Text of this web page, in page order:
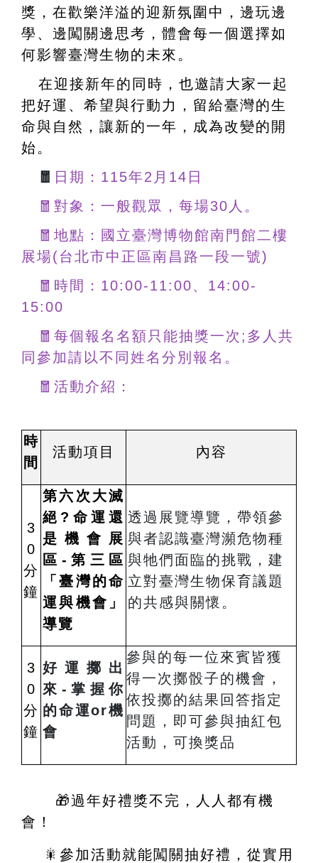
獎，在歡樂洋溢的迎新氛圍中，邊玩邊
學、邊闖關邊思考，體會每一個選擇如
何影響臺灣生物的未來。
在迎接新年的同時，也邀請大家一起
把好運、希望與行動力，留給臺灣的生
命與自然，讓新的一年，成為改變的開
始。
🧧 日期：115年2月14日
🧧對象：一般觀眾，每場30人。
🧧地點：國立臺灣博物館南門館二樓
展場(台北市中正區南昌路一段一號)
🧧時間：10:00-11:00、14:00-
15:00
🧧每個報名名額只能抽獎一次;多人共
同參加請以不同姓名分別報名。
🧧活動介紹：
時
間
活動項目 內容
3
0
分
鐘
第六次大滅
絕?命運還
是機會展
區-第三區
「臺灣的命
運與機會」
導覽
透過展覽導覽，帶領參
與者認識臺灣瀕危物種
與牠們面臨的挑戰，建
立對臺灣生物保育議題
的共感與關懷。
3
0
分
鐘
好運擲出
來-掌握你
的命運or機
會
參與的每一位來賓皆獲
得一次擲骰子的機會，
依投擲的結果回答指定
問題，即可參與抽紅包
活動，可換獎品
🎁過年好禮獎不完，人人都有機
會！
🎇參加活動就能闖關抽好禮，從實用